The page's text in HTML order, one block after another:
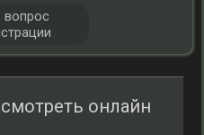
онлайн
вопрос